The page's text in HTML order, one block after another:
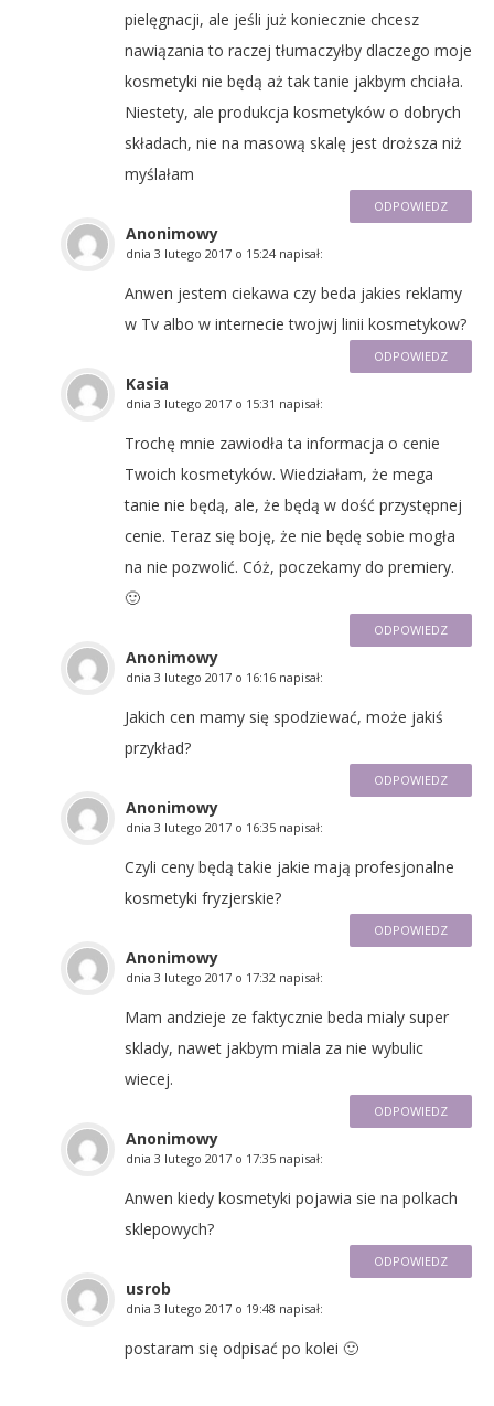
pielęgnacji, ale jeśli już koniecznie chcesz
nawiązania to raczej tłumaczyłby dlaczego moje
kosmetyki nie będą aż tak tanie jakbym chciała.
Niestety, ale produkcja kosmetyków o dobrych
składach, nie na masową skalę jest droższa niż
myślałam
ODPOWIEDZ
Anonimowy
dnia 3 lutego 2017 o 15:24 napisał:
Anwen jestem ciekawa czy beda jakies reklamy
w Tv albo w internecie twojwj linii kosmetykow?
ODPOWIEDZ
Kasia
dnia 3 lutego 2017 o 15:31 napisał:
Trochę mnie zawiodła ta informacja o cenie
Twoich kosmetyków. Wiedziałam, że mega
tanie nie będą, ale, że będą w dość przystępnej
cenie. Teraz się boję, że nie będę sobie mogła
na nie pozwolić. Cóż, poczekamy do premiery.
🙂
ODPOWIEDZ
Anonimowy
dnia 3 lutego 2017 o 16:16 napisał:
Jakich cen mamy się spodziewać, może jakiś
przykład?
ODPOWIEDZ
Anonimowy
dnia 3 lutego 2017 o 16:35 napisał:
Czyli ceny będą takie jakie mają profesjonalne
kosmetyki fryzjerskie?
ODPOWIEDZ
Anonimowy
dnia 3 lutego 2017 o 17:32 napisał:
Mam andzieje ze faktycznie beda mialy super
sklady, nawet jakbym miala za nie wybulic
wiecej.
ODPOWIEDZ
Anonimowy
dnia 3 lutego 2017 o 17:35 napisał:
Anwen kiedy kosmetyki pojawia sie na polkach
sklepowych?
ODPOWIEDZ
usrob
dnia 3 lutego 2017 o 19:48 napisał:
postaram się odpisać po kolei 🙂